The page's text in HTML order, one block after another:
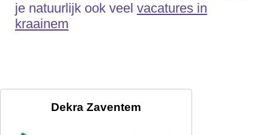
je natuurlijk ook veel vacatures in
kraainem
Dekra Zaventem